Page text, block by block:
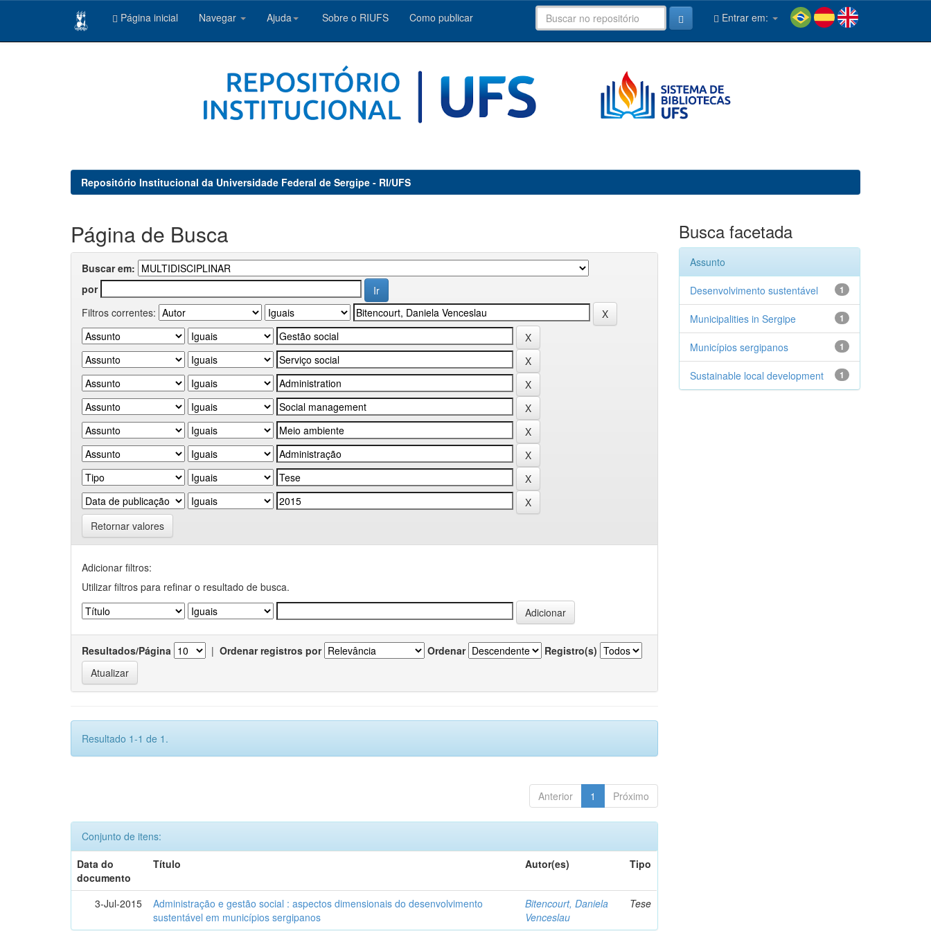
Página inicial Navegar Ajuda Sobre o RIUFS Como publicar Entrar em:
Repositório Institucional da Universidade Federal de Sergipe - RI/UFS
Página de Busca
Buscar em:
por
Filtros correntes:
Retornar valores
Adicionar filtros:
Utilizar filtros para refinar o resultado de busca.
Resultados/Página | Ordenar registros por Ordenar Registro(s)
Resultado 1-1 de 1.
Anterior 1 Próximo
Conjunto de itens:
Data do
documento
Título Autor(es) Tipo
3-Jul-2015
Administração e gestão social : aspectos dimensionais do desenvolvimento
sustentável em municípios sergipanos
Bitencourt, Daniela
Venceslau
Tese
Busca facetada
Assunto
1
Desenvolvimento sustentável
1
Municipalities in Sergipe
1
Municípios sergipanos
1
Sustainable local development